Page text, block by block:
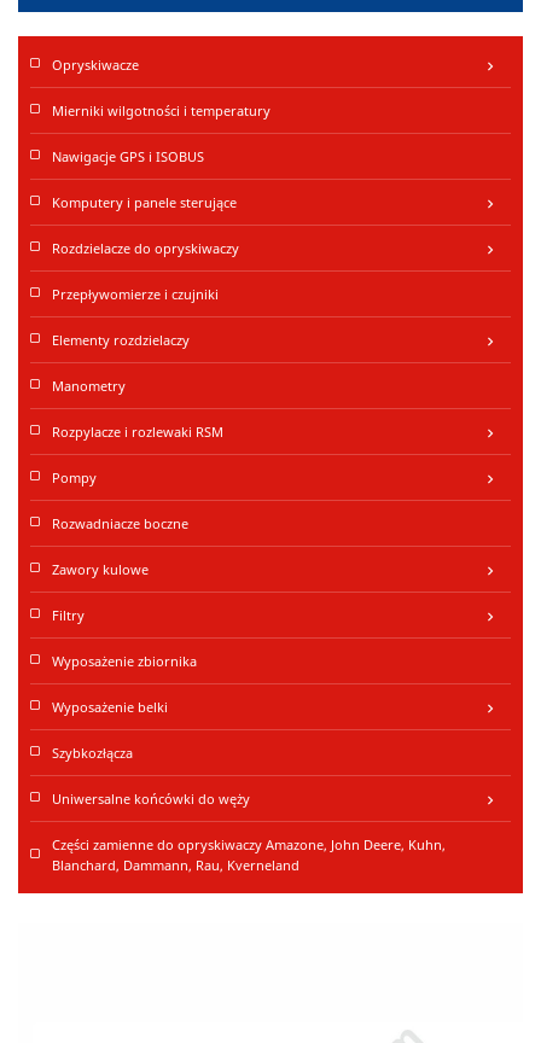
Opryskiwacze keyboard_arrow_right
Mierniki wilgotności i temperatury
Nawigacje GPS i ISOBUS
Komputery i panele sterujące keyboard_arrow_right
Rozdzielacze do opryskiwaczy keyboard_arrow_right
Przepływomierze i czujniki
Elementy rozdzielaczy keyboard_arrow_right
Manometry
Rozpylacze i rozlewaki RSM keyboard_arrow_right
Pompy keyboard_arrow_right
Rozwadniacze boczne
Zawory kulowe keyboard_arrow_right
Filtry keyboard_arrow_right
Wyposażenie zbiornika
Wyposażenie belki keyboard_arrow_right
Szybkozłącza
Uniwersalne końcówki do węży keyboard_arrow_right
Części zamienne do opryskiwaczy Amazone, John Deere, Kuhn,
Blanchard, Dammann, Rau, Kverneland